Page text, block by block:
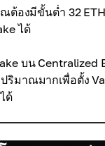
ต้องมีขั้นต่ำ 32
ได้
บน Centralized
ริมาณมากเพื่อตั้ง
ด้